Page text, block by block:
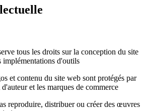
tous les droits sur la conception du site
implémentations d'outils
et contenu du site web sont protégés par
et les marques de commerce
reproduire, distribuer ou créer des œuvres